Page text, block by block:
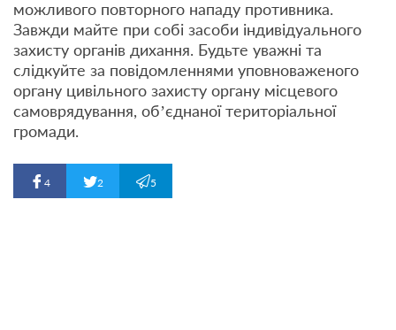
4 2 5
можливого повторного нападу противника.
Завжди майте при собі засоби індивідуального
захисту органів дихання. Будьте уважні та
слідкуйте за повідомленнями уповноваженого
органу цивільного захисту органу місцевого
самоврядування, об’єднаної територіальної
громади.